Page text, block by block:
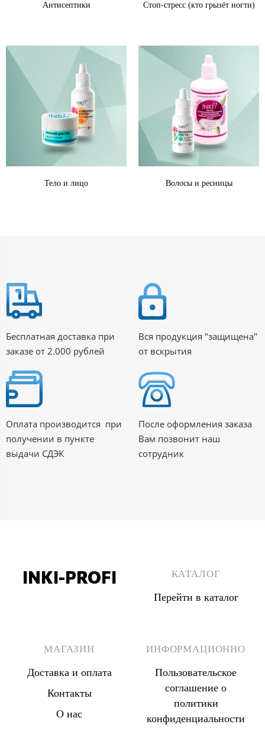
Антисептики Стоп-стресс (кто грызёт ногти)
Тело и лицо Волосы и ресницы
Бесплатная доставка при
заказе от 2.000 рублей
Вся продукция "защищена"
от вскрытия
Оплата производится при
получении в пункте
выдачи СДЭК
После оформления заказа
Вам позвонит наш
сотрудник
INKI-PROFI КАТАЛОГ
Перейти в каталог
МАГАЗИН
Доставка и оплата
Контакты
О нас
ИНФОРМАЦИОННО
Пользовательское
соглашение о
политики
конфиденциальности